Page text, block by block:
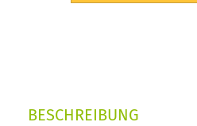
BESCHREIBUNG